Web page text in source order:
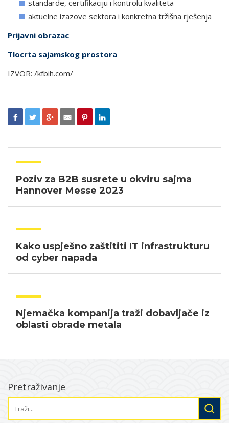
standarde, certifikaciju i kontrolu kvaliteta
aktuelne izazove sektora i konkretna tržišna rješenja
Prijavni obrazac
Tlocrta sajamskog prostora
IZVOR: /kfbih.com/
Poziv za B2B susrete u okviru sajma
Hannover Messe 2023
Kako uspješno zaštititi IT infrastrukturu
od cyber napada
Njemačka kompanija traži dobavljače iz
oblasti obrade metala
Pretraživanje